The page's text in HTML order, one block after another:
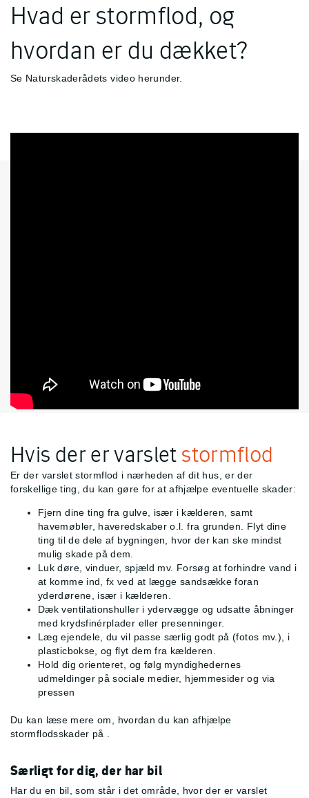
Hvad er stormflod, og
hvordan er du dækket?
Se Naturskaderådets video herunder.
Hvis der er varslet stormflod
Er der varslet stormflod i nærheden af dit hus, er der
forskellige ting, du kan gøre for at afhjælpe eventuelle skader:
Fjern dine ting fra gulve, især i kælderen, samt
havemøbler, haveredskaber o.l. fra grunden. Flyt dine
ting til de dele af bygningen, hvor der kan ske mindst
mulig skade på dem.
Luk døre, vinduer, spjæld mv. Forsøg at forhindre vand i
at komme ind, fx ved at lægge sandsække foran
yderdørene, især i kælderen.
Dæk ventilationshuller i ydervægge og udsatte åbninger
med krydsfinérplader eller presenninger.
Læg ejendele, du vil passe særlig godt på (fotos mv.), i
plasticbokse, og flyt dem fra kælderen.
Hold dig orienteret, og følg myndighedernes
udmeldinger på sociale medier, hjemmesider og via
pressen
Du kan læse mere om, hvordan du kan afhjælpe
stormflodsskader på .
Særligt for dig, der har bil
Har du en bil, som står i det område, hvor der er varslet